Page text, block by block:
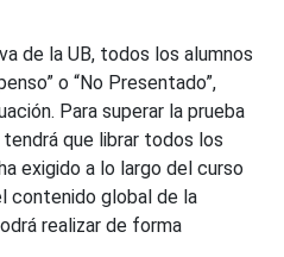
de la UB, todos los alumnos
o “No Presentado”,
Para superar la prueba
que librar todos los
exigido a lo largo del curso
contenido global de la
realizar de forma